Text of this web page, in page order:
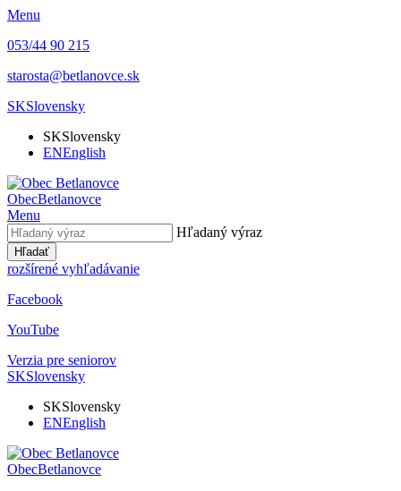
Menu
053/44 90 215
starosta@betlanovce.sk
SKSlovensky
SKSlovensky
ENEnglish
ObecBetlanovce
Menu
Hľadaný výraz
Hľadať
rozšírené vyhľadávanie
Facebook
YouTube
Verzia pre seniorov
SKSlovensky
SKSlovensky
ENEnglish
ObecBetlanovce